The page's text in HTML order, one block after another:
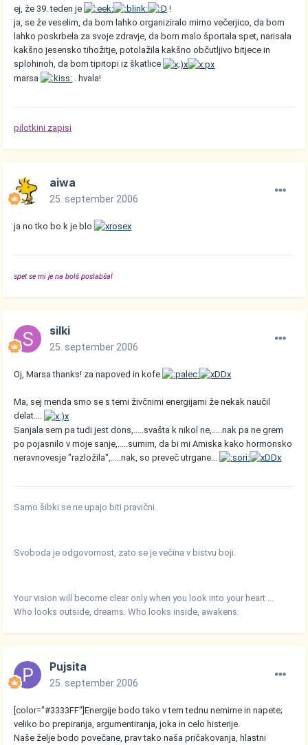
ej, že 39. teden je
!
ja, se že veselim, da bom lahko organiziralo mirno večerjico, da bom
lahko poskrbela za svoje zdravje, da bom malo športala spet, narisala
kakšno jesensko tihožitje, potolažila kakšno občutljivo bitjece in
splohinoh, da bom tipitopi iz škatlice
marsa
. hvala!
pilotkini zapisi
aiwa
25. september 2006
ja no tko bo k je blo
spet se mi je na bolš poslabšal
silki
25. september 2006
Oj, Marsa thanks! za napoved in kofe
Ma, sej menda smo se s temi živčnimi energijami že nekak naučil
delat....
Sanjala sem pa tudi jest dons,.....svašta k nikol ne,.....nak pa ne grem
po pojasnilo v moje sanje,.....sumim, da bi mi Amiska kako hormonsko
neravnovesje "razložila",.....nak, so preveč utrgane...
Samo šibki se ne upajo biti pravični.
Svoboda je odgovornost, zato se je večina v bistvu boji.
Your vision will become clear only when you look into your heart ...
Who looks outside, dreams. Who looks inside, awakens.
Pujsita
25. september 2006
[color="#3333FF"]Energije bodo tako v tem tednu nemirne in napete;
veliko bo prepiranja, argumentiranja, joka in celo histerije.
Naše želje bodo povečane, prav tako naša pričakovanja, hlastni